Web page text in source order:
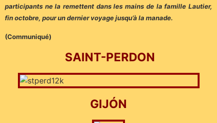
participants ne la remettent dans les mains de la famille Lautier,
fin octobre, pour un dernier voyage jusqu’à la manade.
(Communiqué)
SAINT-PERDON
GIJÓN